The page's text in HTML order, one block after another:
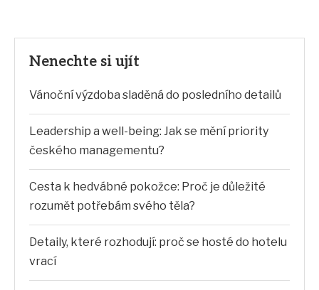
Nenechte si ujít
Vánoční výzdoba sladěná do posledního detailů
Leadership a well-being: Jak se mění priority
českého managementu?
Cesta k hedvábné pokožce: Proč je důležité
rozumět potřebám svého těla?
Detaily, které rozhodují: proč se hosté do hotelu
vrací